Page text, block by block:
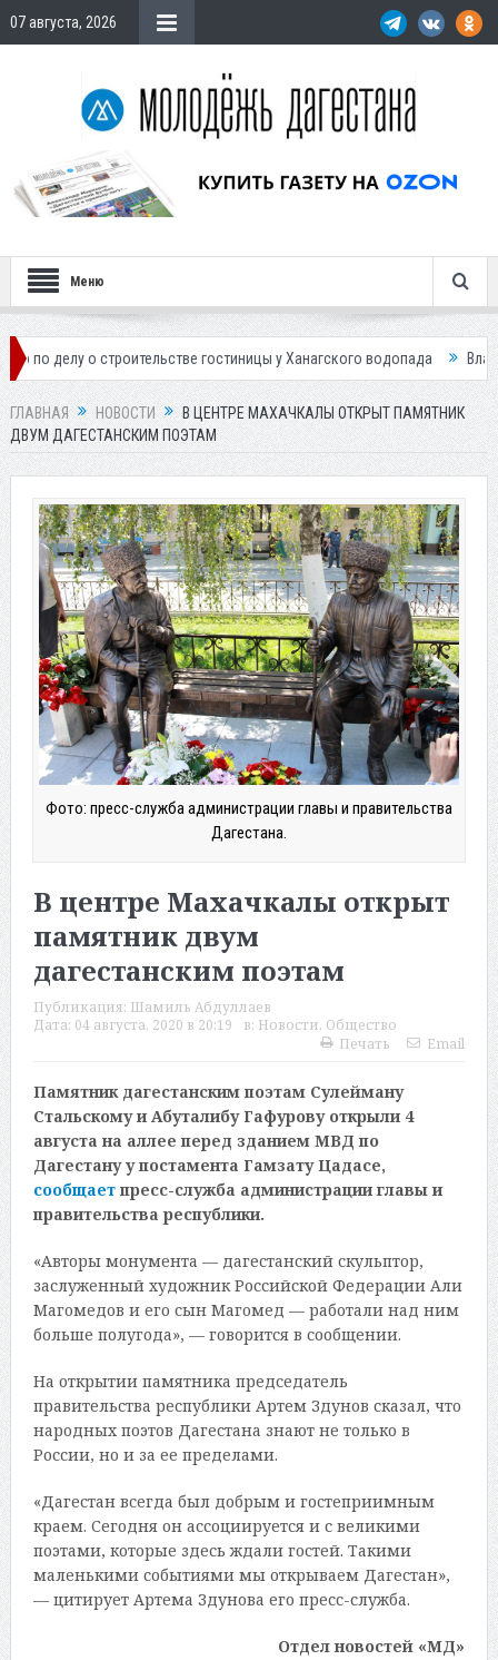
07 августа, 2026
Меню
строительстве гостиницы у Ханагского водопада Власти
ГЛАВНАЯ НОВОСТИ
В ЦЕНТРЕ МАХАЧКАЛЫ ОТКРЫТ ПАМЯТНИК
ДВУМ ДАГЕСТАНСКИМ ПОЭТАМ
Фото: пресс-служба администрации главы и правительства
Дагестана.
В центре Махачкалы открыт
памятник двум
дагестанским поэтам
Публикация: Шамиль Абдуллаев
Дата: 04 августа, 2020 в 20:19 в: Новости, Общество
Печать
Email
Памятник дагестанским поэтам Сулейману
Стальскому и Абуталибу Гафурову открыли 4
августа на аллее перед зданием МВД по
Дагестану у постамента Гамзату Цадасе,
сообщаетпресс-служба администрации главы и
правительства республики.
«Авторы монумента — дагестанский скульптор,
заслуженный художник Российской Федерации Али
Магомедов и его сын Магомед — работали над ним
больше полугода», — говорится в сообщении.
На открытии памятника председатель
правительства республики Артем Здунов сказал, что
народных поэтов Дагестана знают не только в
России, но и за ее пределами.
«Дагестан всегда был добрым и гостеприимным
краем. Сегодня он ассоциируется и с великими
поэтами, которые здесь ждали гостей. Такими
маленькими событиями мы открываем Дагестан»,
— цитирует Артема Здунова его пресс-служба.
Отдел новостей «МД»